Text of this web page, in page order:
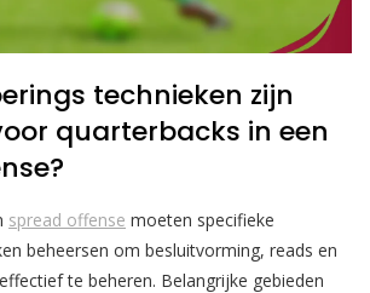
technieken zijn
quarterbacks in een
spread offense moeten specifieke
beheersen om besluitvorming, reads en
te beheren. Belangrijke gebieden